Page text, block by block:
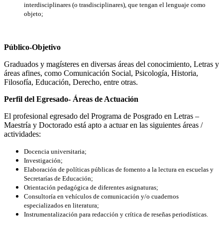
interdisciplinares (o trasdisciplinares), que tengan el lenguaje como
objeto;
Público-Objetivo
Graduados y magísteres en diversas áreas del conocimiento, Letras y
áreas afines, como Comunicación Social, Psicología, Historia,
Filosofía, Educación, Derecho, entre otras.
Perfil del Egresado- Áreas de Actuación
El profesional egresado del Programa de Posgrado en Letras –
Maestría y Doctorado está apto a actuar en las siguientes áreas /
actividades:
Docencia universitaria;
Investigación;
Elaboración de políticas públicas de fomento a la lectura en escuelas y
Secretarías de Educación;
Orientación pedagógica de diferentes asignaturas;
Consultoría en vehículos de comunicación y/o cuadernos
especializados en literatura;
Instrumentalización para redacción y crítica de reseñas periodísticas.